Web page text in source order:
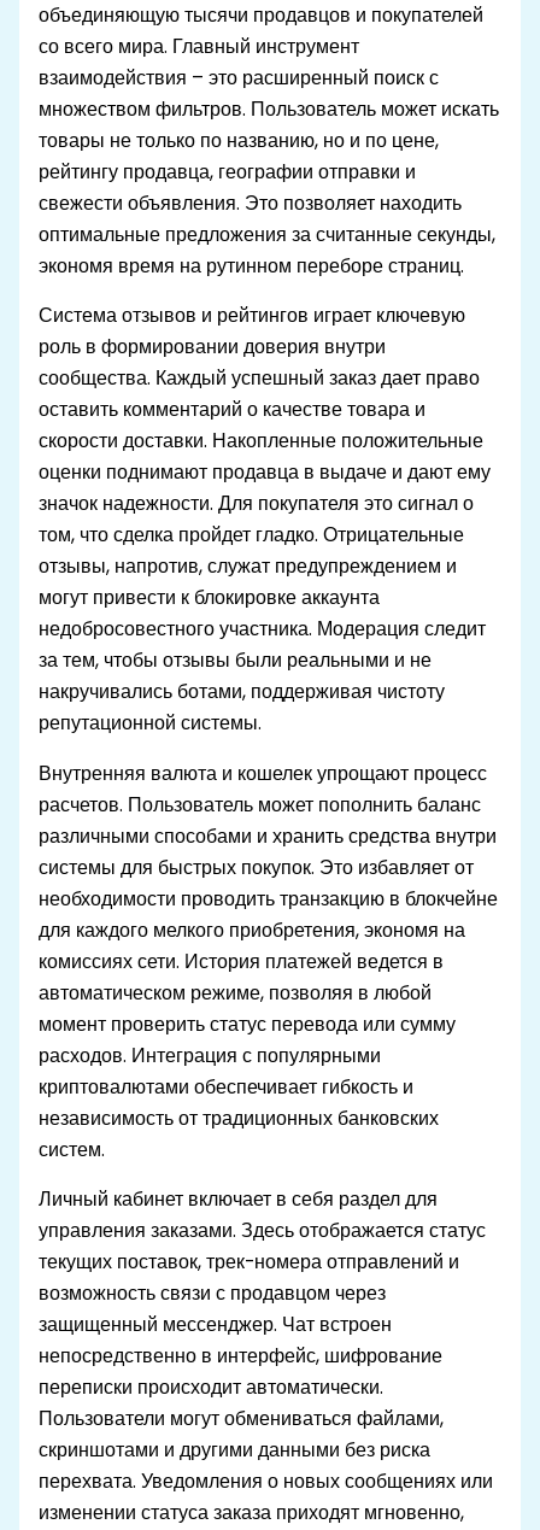
объединяющую тысячи продавцов и покупателей
со всего мира. Главный инструмент
взаимодействия – это расширенный поиск с
множеством фильтров. Пользователь может искать
товары не только по названию, но и по цене,
рейтингу продавца, географии отправки и
свежести объявления. Это позволяет находить
оптимальные предложения за считанные секунды,
экономя время на рутинном переборе страниц.
Система отзывов и рейтингов играет ключевую
роль в формировании доверия внутри
сообщества. Каждый успешный заказ дает право
оставить комментарий о качестве товара и
скорости доставки. Накопленные положительные
оценки поднимают продавца в выдаче и дают ему
значок надежности. Для покупателя это сигнал о
том, что сделка пройдет гладко. Отрицательные
отзывы, напротив, служат предупреждением и
могут привести к блокировке аккаунта
недобросовестного участника. Модерация следит
за тем, чтобы отзывы были реальными и не
накручивались ботами, поддерживая чистоту
репутационной системы.
Внутренняя валюта и кошелек упрощают процесс
расчетов. Пользователь может пополнить баланс
различными способами и хранить средства внутри
системы для быстрых покупок. Это избавляет от
необходимости проводить транзакцию в блокчейне
для каждого мелкого приобретения, экономя на
комиссиях сети. История платежей ведется в
автоматическом режиме, позволяя в любой
момент проверить статус перевода или сумму
расходов. Интеграция с популярными
криптовалютами обеспечивает гибкость и
независимость от традиционных банковских
систем.
Личный кабинет включает в себя раздел для
управления заказами. Здесь отображается статус
текущих поставок, трек-номера отправлений и
возможность связи с продавцом через
защищенный мессенджер. Чат встроен
непосредственно в интерфейс, шифрование
переписки происходит автоматически.
Пользователи могут обмениваться файлами,
скриншотами и другими данными без риска
перехвата. Уведомления о новых сообщениях или
изменении статуса заказа приходят мгновенно,